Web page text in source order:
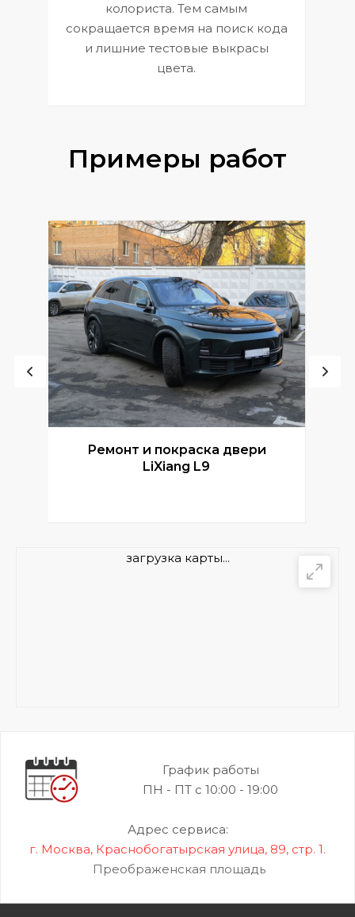
колориста. Тем самым
сокращается время на поиск кода
и лишние тестовые выкрасы
цвета.
Примеры работ
Ремонт и покраска двери
LiXiang L9
загрузка карты...
График работы
ПН - ПТ с 10:00 - 19:00
Адрес сервиса:
г. Москва, Краснобогатырская улица, 89, стр. 1.
Преображенская площадь